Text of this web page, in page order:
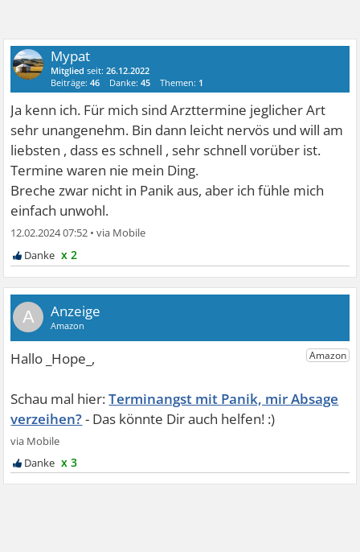
Mypat
Mitglied seit:26.12.2022
Beiträge:46 Danke:45 Themen: 1
Ja kenn ich. Für mich sind Arzttermine jeglicher Art
sehr unangenehm. Bin dann leicht nervös und will am
liebsten , dass es schnell , sehr schnell vorüber ist.
Termine waren nie mein Ding.
Breche zwar nicht in Panik aus, aber ich fühle mich
einfach unwohl.
12.02.2024 07:52 •
x 2
A
Terminangst mit Panik, mir Absage
verzeihen?
x 3